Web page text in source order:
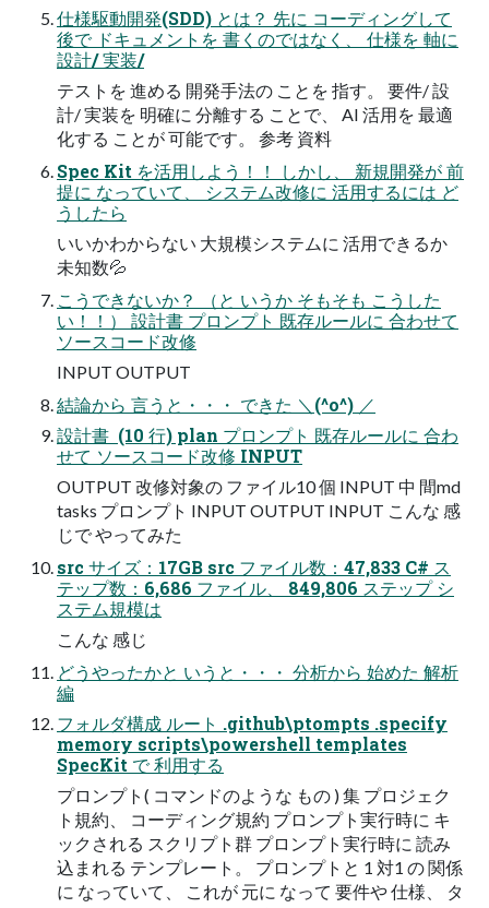
仕様駆動開発(SDD) とは？​ 先に​ コーディングして
後で​ ドキュメントを​ 書くのではなく、​ 仕様を​ 軸に​
設計/ 実装/
テストを​ 進める​ 開発手法の​ ことを​ 指す。​ 要件/ 設
計/ 実装を​ 明確に​ 分離する​ ことで、​ AI 活用を​ 最適
化する​ ことが​ 可能です。​ 参考​ 資料​
Spec Kit を活用しよう！！ しかし、​ 新規開発が​ 前
提に​ なっていて、​ システム改修に​ 活用するには​ ど
うしたら​
いいかわからない​ 大規模システムに​ 活用できるか​
未知数💦
こうできないか？​ （と​ いうか​ そもそも​ こうした
い！！）​ 設計書 プロンプト 既存ルールに​ 合わせて​
ソースコード改修
INPUT OUTPUT
結論から​ 言うと・・・ できた​ ＼(^o^) ／
設計書 ​ (10 行) plan プロンプト 既存ルールに​ 合わ
せて​ ソースコード改修 INPUT
OUTPUT 改修対象の​ ファイル10 個 INPUT 中​ 間md
tasks プロンプト INPUT OUTPUT INPUT こんな​ 感
じで​ やってみた​
src サイズ：17GB src ファイル数：47,833 C# ス
テップ数：6,686 ファイル、​ 849,806 ステップ シ
ステム規模は​
こんな​ 感じ
どうやったかと​ いうと・・・​ 分析から​ 始めた​ 解析
編
フォルダ構成 ルート .github\ptompts .specify
memory scripts\powershell templates
SpecKit で​ 利用する​
プロンプト( コマンドのような​ もの​ ) 集 プロジェク
ト規約、​ コーディング規約 プロンプト実行時に​ キ
ックされる​ スクリプト群 プロンプト実行時に​ 読み
込まれる​ テンプレート。​ プロンプトと​ 1 対1 の​ 関係
に​ なっていて、​ これが​ 元に​ なって​ 要件や​ 仕様、​ タ